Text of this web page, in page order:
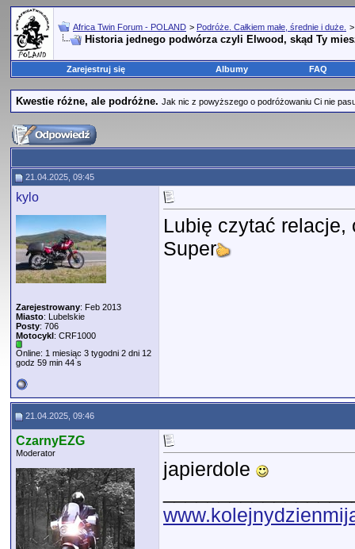
Africa Twin Forum - POLAND > Podróże. Całkiem małe, średnie i duże.
Historia jednego podwórza czyli Elwood, skąd Ty
Zarejestruj się Albumy FAQ
Kwestie różne, ale podróżne. Jak nic z powyższego o podróżowaniu Ci nie
21.04.2025, 09:45
kylo
Zarejestrowany: Feb 2013
Miasto: Lubelskie
Posty: 706
Motocykl: CRF1000
Online: 1 miesiąc 3 tygodni 2 dni 12
godz 59 min 44 s
Lubię czytać relacje,
Super
21.04.2025, 09:46
CzarnyEZG
Moderator
japierdole